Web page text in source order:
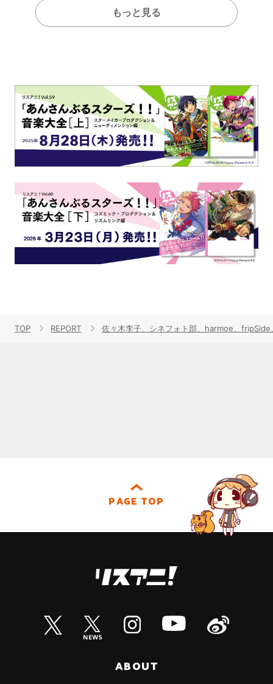
もっと見る
TOP REPORT 佐々木李子、シネフォト部、harmoe、fripSide
PAGE TOP
ABOUT